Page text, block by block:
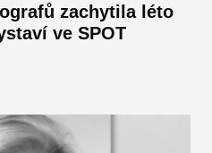
zachytila léto
ve SPOT